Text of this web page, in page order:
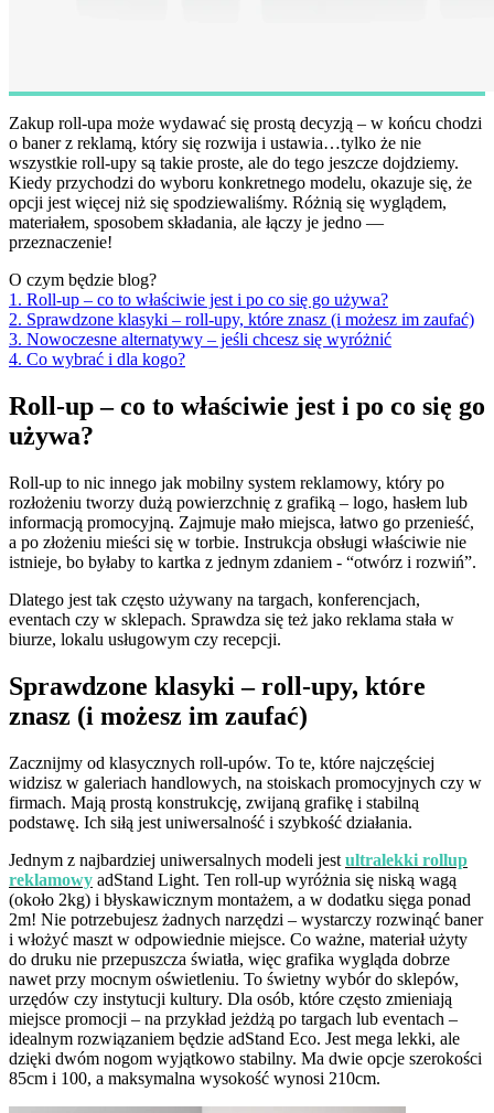
Zakup roll-upa może wydawać się prostą decyzją – w końcu chodzi
o baner z reklamą, który się rozwija i ustawia…tylko że nie
wszystkie roll-upy są takie proste, ale do tego jeszcze dojdziemy.
Kiedy przychodzi do wyboru konkretnego modelu, okazuje się, że
opcji jest więcej niż się spodziewaliśmy. Różnią się wyglądem,
materiałem, sposobem składania, ale łączy je jedno —
przeznaczenie!
O czym będzie blog?
1. Roll-up – co to właściwie jest i po co się go używa?
2. Sprawdzone klasyki – roll-upy, które znasz (i możesz im zaufać)
3. Nowoczesne alternatywy – jeśli chcesz się wyróżnić
4. Co wybrać i dla kogo?
Roll-up – co to właściwie jest i po co się go
używa?
Roll-up to nic innego jak mobilny system reklamowy, który po
rozłożeniu tworzy dużą powierzchnię z grafiką – logo, hasłem lub
informacją promocyjną. Zajmuje mało miejsca, łatwo go przenieść,
a po złożeniu mieści się w torbie. Instrukcja obsługi właściwie nie
istnieje, bo byłaby to kartka z jednym zdaniem - “otwórz i rozwiń”.
Dlatego jest tak często używany na targach, konferencjach,
eventach czy w sklepach. Sprawdza się też jako reklama stała w
biurze, lokalu usługowym czy recepcji.
Sprawdzone klasyki – roll-upy, które
znasz (i możesz im zaufać)
Zacznijmy od klasycznych roll-upów. To te, które najczęściej
widzisz w galeriach handlowych, na stoiskach promocyjnych czy w
firmach. Mają prostą konstrukcję, zwijaną grafikę i stabilną
podstawę. Ich siłą jest uniwersalność i szybkość działania.
Jednym z najbardziej uniwersalnych modeli jest ultralekki rollup
reklamowy adStand Light. Ten roll-up wyróżnia się niską wagą
(około 2kg) i błyskawicznym montażem, a w dodatku sięga ponad
2m! Nie potrzebujesz żadnych narzędzi – wystarczy rozwinąć baner
i włożyć maszt w odpowiednie miejsce. Co ważne, materiał użyty
do druku nie przepuszcza światła, więc grafika wygląda dobrze
nawet przy mocnym oświetleniu. To świetny wybór do sklepów,
urzędów czy instytucji kultury. Dla osób, które często zmieniają
miejsce promocji – na przykład jeżdżą po targach lub eventach –
idealnym rozwiązaniem będzie adStand Eco. Jest mega lekki, ale
dzięki dwóm nogom wyjątkowo stabilny. Ma dwie opcje szerokości
85cm i 100, a maksymalna wysokość wynosi 210cm.